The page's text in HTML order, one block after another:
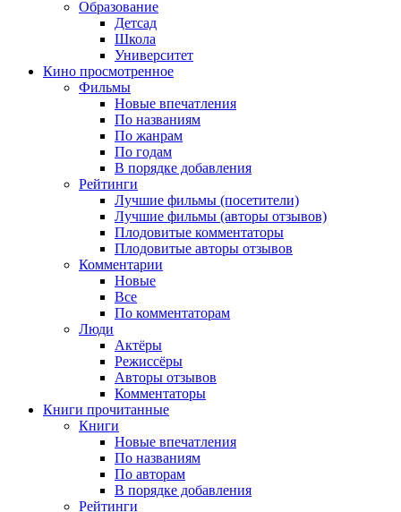
Образование
Детсад
Школа
Университет
Кино просмотренное
Фильмы
Новые впечатления
По названиям
По жанрам
По годам
В порядке добавления
Рейтинги
Лучшие фильмы (посетители)
Лучшие фильмы (авторы отзывов)
Плодовитые комментаторы
Плодовитые авторы отзывов
Комментарии
Новые
Все
По комментаторам
Люди
Актёры
Режиссёры
Авторы отзывов
Комментаторы
Книги прочитанные
Книги
Новые впечатления
По названиям
По авторам
В порядке добавления
Рейтинги